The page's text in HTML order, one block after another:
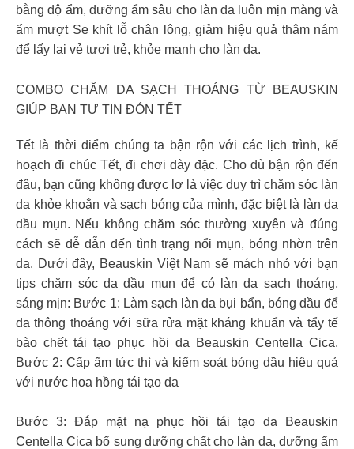
bằng độ ẩm, dưỡng ẩm sâu cho làn da luôn mịn màng và
ẩm mượt Se khít lỗ chân lông, giảm hiệu quả thâm nám
để lấy lại vẻ tươi trẻ, khỏe mạnh cho làn da.
COMBO CHĂM DA SẠCH THOÁNG TỪ BEAUSKIN
GIÚP BẠN TỰ TIN ĐÓN TẾT
Tết là thời điểm chúng ta bận rộn với các lịch trình, kế
hoạch đi chúc Tết, đi chơi dày đặc. Cho dù bận rộn đến
đâu, bạn cũng không được lơ là việc duy trì chăm sóc làn
da khỏe khoắn và sạch bóng của mình, đặc biệt là làn da
dầu mụn. Nếu không chăm sóc thường xuyên và đúng
cách sẽ dễ dẫn đến tình trạng nổi mụn, bóng nhờn trên
da. Dưới đây, Beauskin Việt Nam sẽ mách nhỏ với bạn
tips chăm sóc da dầu mụn để có làn da sạch thoáng,
sáng mịn: Bước 1: Làm sạch làn da bụi bẩn, bóng dầu để
da thông thoáng với sữa rửa mặt kháng khuẩn và tẩy tế
bào chết tái tạo phục hồi da Beauskin Centella Cica.
Bước 2: Cấp ẩm tức thì và kiểm soát bóng dầu hiệu quả
với nước hoa hồng tái tạo da
Bước 3: Đắp mặt nạ phục hồi tái tạo da Beauskin
Centella Cica bổ sung dưỡng chất cho làn da, dưỡng ẩm